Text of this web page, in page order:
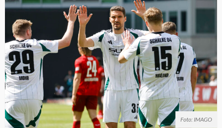
Foto: IMAGO